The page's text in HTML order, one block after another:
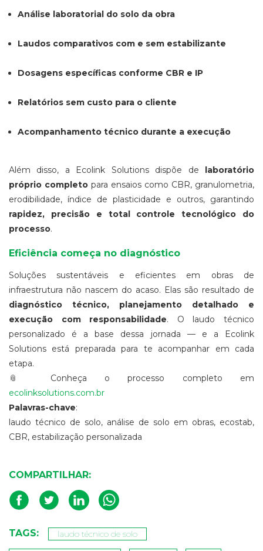
Análise laboratorial do solo da obra
Laudos comparativos com e sem estabilizante
Dosagens específicas conforme CBR e IP
Relatórios sem custo para o cliente
Acompanhamento técnico durante a execução
Além disso, a Ecolink Solutions dispõe de laboratório
próprio completo para ensaios como CBR, granulometria,
erodibilidade, índice de plasticidade e outros, garantindo
rapidez, precisão e total controle tecnológico do
processo.
Eficiência começa no diagnóstico
Soluções sustentáveis e eficientes em obras de
infraestrutura não nascem do acaso. Elas são resultado de
diagnóstico técnico, planejamento detalhado e
execução com responsabilidade. O laudo técnico
personalizado é a base dessa jornada — e a Ecolink
Solutions está preparada para te acompanhar em cada
etapa.
📎 Conheça o processo completo em
ecolinksolutions.com.br
Palavras-chave:
laudo técnico de solo, análise de solo em obras, ecostab,
CBR, estabilização personalizada
COMPARTILHAR:
TAGS:
laudo técnico de solo